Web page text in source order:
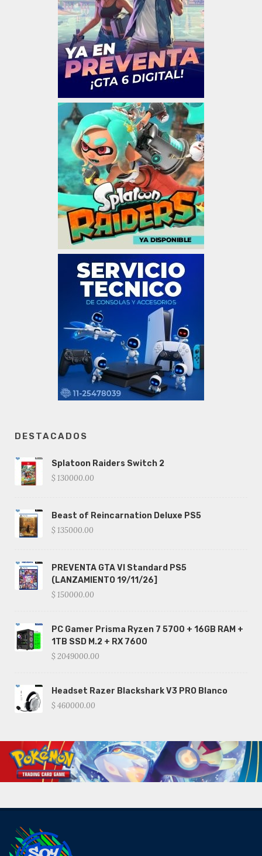
DESTACADOS
Splatoon Raiders Switch 2
$ 130000.00
Beast of Reincarnation Deluxe PS5
$ 135000.00
PREVENTA GTA VI Standard PS5
(LANZAMIENTO 19/11/26]
$ 150000.00
PC Gamer Prisma Ryzen 7 5700 + 16GB RAM +
1TB SSD M.2 + RX 7600
$ 2049000.00
Headset Razer Blackshark V3 PRO Blanco
$ 460000.00